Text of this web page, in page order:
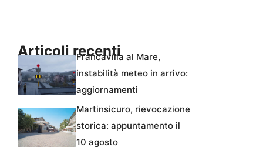
Articoli recenti
Francavilla al Mare,
instabilità meteo in arrivo:
aggiornamenti
Martinsicuro, rievocazione
storica: appuntamento il
10 agosto